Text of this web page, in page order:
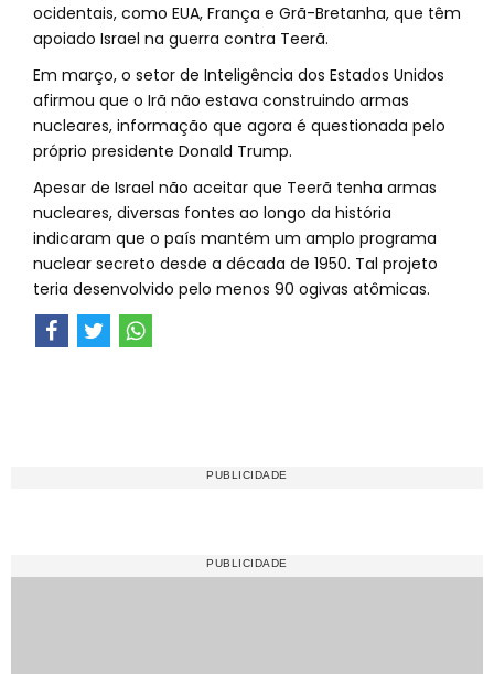
ocidentais, como EUA, França e Grã-Bretanha, que têm
apoiado Israel na guerra contra Teerã.
Em março, o setor de Inteligência dos Estados Unidos
afirmou que o Irã não estava construindo armas
nucleares, informação que agora é questionada pelo
próprio presidente Donald Trump.
Apesar de Israel não aceitar que Teerã tenha armas
nucleares, diversas fontes ao longo da história
indicaram que o país mantém um amplo programa
nuclear secreto desde a década de 1950. Tal projeto
teria desenvolvido pelo menos 90 ogivas atômicas.